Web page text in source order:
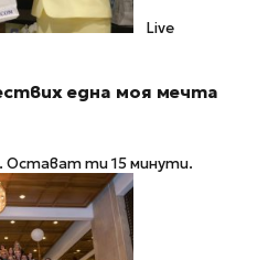
Live
една моя мечта
Остават ти 15 минути.